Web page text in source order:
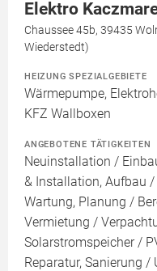
Elektro
Chaussee 45b, 39435
Wiederstedt)
HEIZUNG SPEZIALGEBIETE
Wärmepumpe,
KFZ Wallboxen
ANGEBOTENE TÄTIGKEITEN
Neuinstallation /
& Installation, Aufbau
Wartung, Planung /
Vermietung /
Solarstromspeicher /
Reparatur, Sanierung